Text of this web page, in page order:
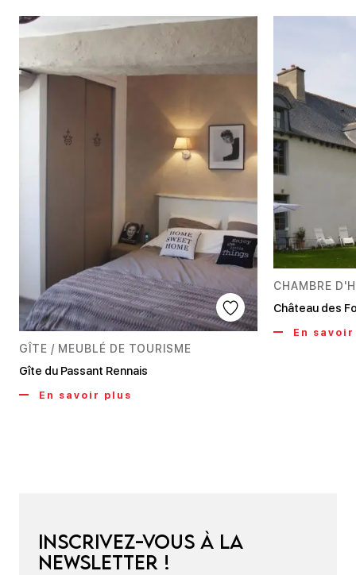
GÎTE / MEUBLÉ DE TOURISME
Gîte du Passant Rennais
En savoir plus
CHAMBRE
Château des
En
Inscrivez-vous à la
newsletter !